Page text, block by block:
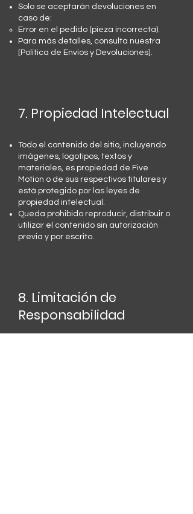
Solo se aceptarán devoluciones en
caso de:
Error en el pedido (pieza incorrecta).
Para más detalles, consulta nuestra
[Política de Envíos y Devoluciones].
7. Propiedad Intelectual
Todo el contenido del sitio, incluyendo
imágenes, logotipos, textos y
materiales, es propiedad de Five
Motion o de sus respectivos titulares y
está protegido por las leyes de
propiedad intelectual.
Queda prohibido reproducir, distribuir o
utilizar el contenido sin autorización
previa y por escrito.
8. Limitación de
Responsabilidad